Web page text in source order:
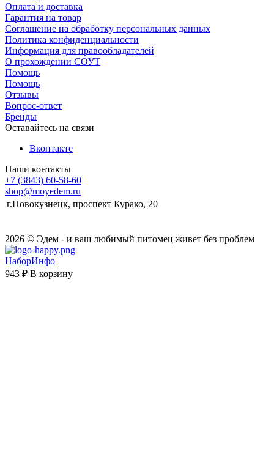
Оплата и доставка
Гарантия на товар
Соглашение на обработку персональных данных
Политика конфиденциальности
Информация для правообладателей
О прохождении СОУТ
Помощь
Помощь
Отзывы
Вопрос-ответ
Бренды
Оставайтесь на связи
Вконтакте
Наши контакты
+7 (3843) 60-58-60
shop@moyedem.ru
г.Новокузнецк, проспект Курако, 20
2026 © Эдем - и ваш любимый питомец живет без проблем
НаборИнфо
943 ₽ В корзину